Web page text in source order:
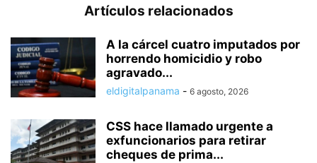
Artículos relacionados
A la cárcel cuatro imputados por
horrendo homicidio y robo
agravado...
eldigitalpanama - 6 agosto, 2026
CSS hace llamado urgente a
exfuncionarios para retirar
cheques de prima...